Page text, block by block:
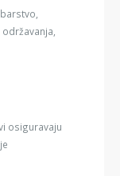
osiguravaju